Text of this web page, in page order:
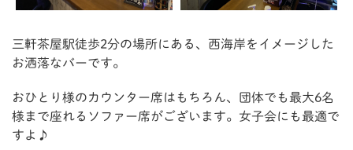
三軒茶屋駅徒歩2分の場所にある、西海岸をイメージした
お洒落なバーです。
おひとり様のカウンター席はもちろん、団体でも最大6名
様まで座れるソファー席がございます。女子会にも最適で
すよ♪